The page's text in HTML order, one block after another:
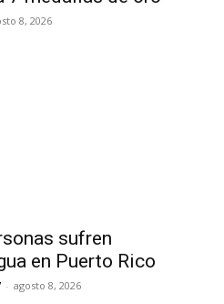
8, 2026
sufren
en Puerto Rico
- agosto 8, 2026